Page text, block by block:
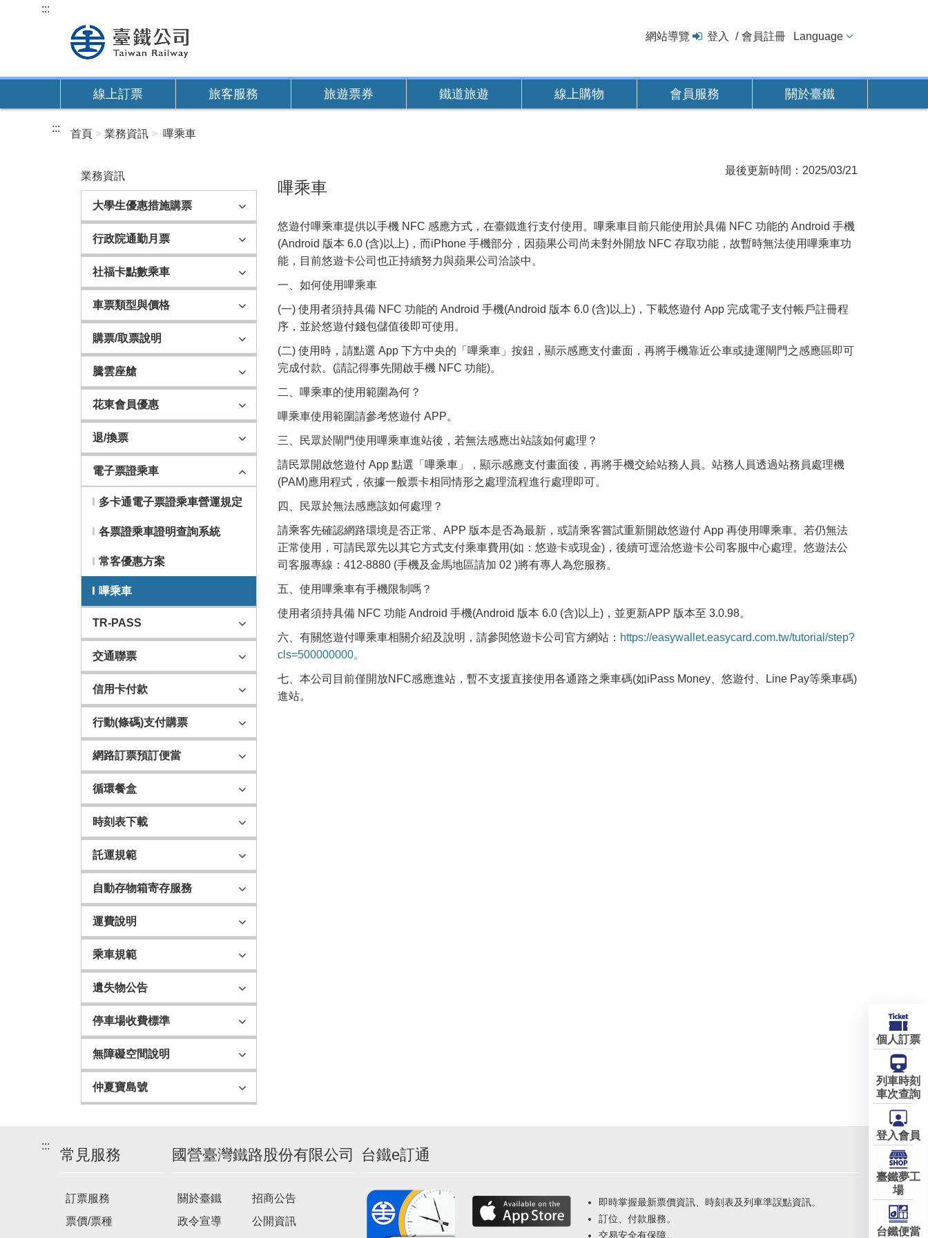
內
:::
網站導覽 登入 會員註冊 Language
線上訂票 旅客服務 旅遊票券 鐵道旅遊 線上購物 會員服務 關於臺鐵
::: 首頁 業務資訊 嗶乘車
業務資訊
大學生優惠措施購票
行政院通勤月票
社福卡點數乘車
車票類型與價格
購票/取票說明
騰雲座艙
花東會員優惠
退/換票
電子票證乘車
多卡通電子票證乘車營運規定
各票證乘車證明查詢系統
常客優惠方案
嗶乘車
TR-PASS
交通聯票
信用卡付款
行動(條碼)支付購票
網路訂票預訂便當
循環餐盒
時刻表下載
託運規範
自動存物箱寄存服務
運費說明
乘車規範
遺失物公告
停車場收費標準
無障礙空間說明
仲夏寶島號
嗶乘車
最後更新時間：2025/03/21
悠遊付嗶乘車提供以手機 NFC 感應方式，在臺鐵進行支付使用。嗶乘車目前只能使用於具備 NFC 功能的 Android 手機
(Android 版本 6.0 (含)以上)，而iPhone 手機部分，因蘋果公司尚未對外開放 NFC 存取功能，故暫時無法使用嗶乘車功
能，目前悠遊卡公司也正持續努力與蘋果公司洽談中。
一、如何使用嗶乘車
(一) 使用者須持具備 NFC 功能的 Android 手機(Android 版本 6.0 (含)以上)，下載悠遊付 App 完成電子支付帳戶註冊程
序，並於悠遊付錢包儲值後即可使用。
(二) 使用時，請點選 App 下方中央的「嗶乘車」按鈕，顯示感應支付畫面，再將手機靠近公車或捷運閘門之感應區即可
完成付款。(請記得事先開啟手機 NFC 功能)。
二、嗶乘車的使用範圍為何？
嗶乘車使用範圍請參考悠遊付 APP。
三、民眾於閘門使用嗶乘車進站後，若無法感應出站該如何處理？
請民眾開啟悠遊付 App 點選「嗶乘車」，顯示感應支付畫面後，再將手機交給站務人員。站務人員透過站務員處理機
(PAM)應用程式，依據一般票卡相同情形之處理流程進行處理即可。
四、民眾於無法感應該如何處理？
請乘客先確認網路環境是否正常、APP 版本是否為最新，或請乘客嘗試重新開啟悠遊付 App 再使用嗶乘車。若仍無法
正常使用，可請民眾先以其它方式支付乘車費用(如：悠遊卡或現金)，後續可逕洽悠遊卡公司客服中心處理。悠遊法公
司客服專線：412-8880 (手機及金馬地區請加 02 )將有專人為您服務。
五、使用嗶乘車有手機限制嗎？
使用者須持具備 NFC 功能 Android 手機(Android 版本 6.0 (含)以上)，並更新APP 版本至 3.0.98。
六、有關悠遊付嗶乘車相關介紹及說明，請參閱悠遊卡公司官方網站： https://easywallet.easycard.com.tw/tutorial/step?
cls=500000000。
七、本公司目前僅開放NFC感應進站，暫不支援直接使用各通路之乘車碼(如iPass Money、悠遊付、Line Pay等乘車碼)
進站。
:::
常見服務
訂票服務
票價/票種
國營臺灣鐵路股份有限公司
關於臺鐵
政令宣導
招商公告
公開資訊
台鐵e訂通
即時掌握最新票價資訊、時刻表及列車準誤點資訊。
訂位、付款服務。
交易安全有保障。
個人訂票
列車時刻
車次查詢
登入會員
臺鐵夢工
場
台鐵便當